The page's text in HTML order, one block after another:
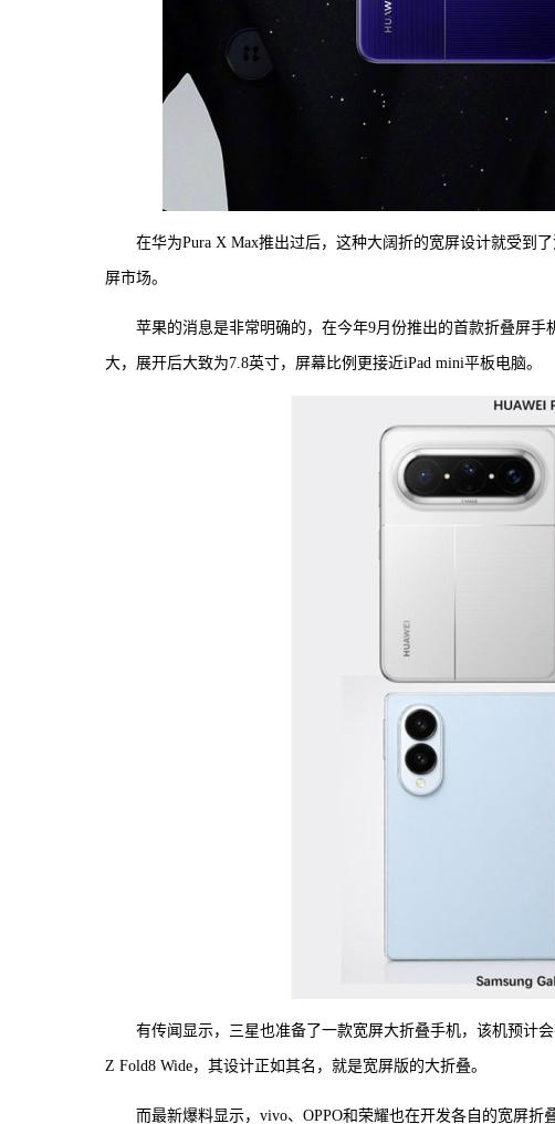
在华为Pura X Max推出过后，这种大阔折的宽屏设计就受到
屏市场。
苹果的消息是非常明确的，在今年9月份推出的首款折叠屏
大，展开后大致为7.8英寸，屏幕比例更接近iPad mini平板电脑。
有传闻显示，三星也准备了一款宽屏大折叠手机，该机预计
Z Fold8 Wide，其设计正如其名，就是宽屏版的大折叠。
而最新爆料显示，vivo、OPPO和荣耀也在开发各自的宽屏